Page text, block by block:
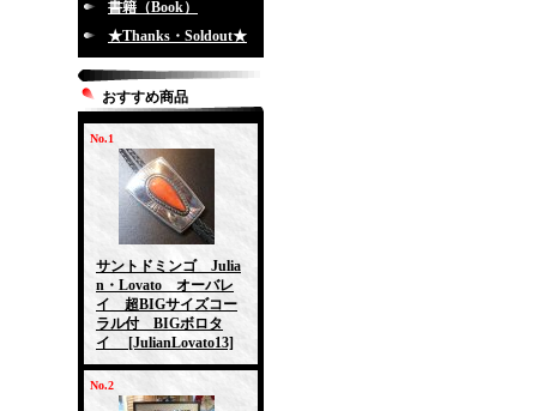
書籍（Book）
★Thanks・Soldout★
おすすめ商品
No.1
サントドミンゴ Julia
n・Lovato オーバレ
イ 超BIGサイズコー
ラル付 BIGボロタ
イ
[JulianLovato13]
No.2